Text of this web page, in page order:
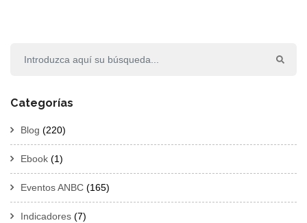
Categorías
Blog (220)
Ebook (1)
Eventos ANBC (165)
Indicadores (7)